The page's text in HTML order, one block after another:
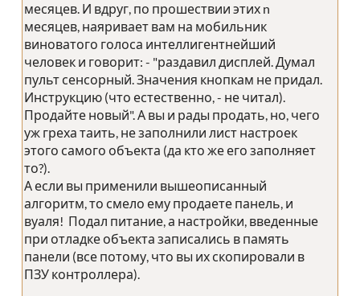
месяцев. И вдруг, по прошествии этих n
месяцев, наяривает вам на мобильник
виноватого голоса интеллигентнейший
человек и говорит: - "раздавил дисплей. Думал
пульт сенсорный. Значения кнопкам не придал.
Инструкцию (что естественно, - не читал).
Продайте новый". А вы и рады продать, но, чего
уж греха таить, не заполнили лист настроек
этого самого объекта (да кто же его заполняет
то?).
А если вы применили вышеописанный
алгоритм, то смело ему продаете панель, и
вуаля! Подал питание, а настройки, введенные
при отладке объекта записались в память
панели (все потому, что вы их скопировали в
ПЗУ контроллера).